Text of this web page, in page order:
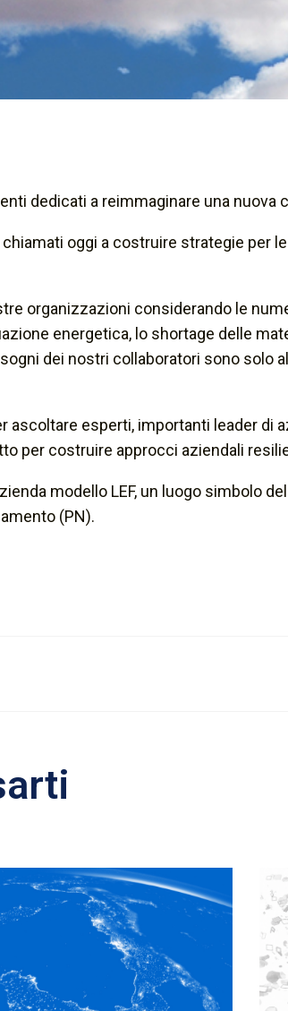
dedicati a reimmaginare una nuova
oggi a costruire strategie per
organizzazioni considerando le
energetica, lo shortage delle
dei nostri collaboratori sono solo
esperti, importanti leader di
per costruire approcci aziendali
modello LEF, un luogo simbolo
(PN).